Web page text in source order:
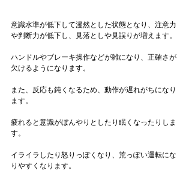
意識水準が低下して漫然とした状態となり、注意力
や判断力が低下し、見落としや見誤りが増えます。
ハンドルやブレーキ操作などが雑になり、正確さが
欠けるようになります。
また、反応も鈍くなるため、動作が遅れがちになり
ます。
疲れると意識がぼんやりとしたり眠くなったりしま
す。
イライラしたり怒りっぽくなり、荒っぽい運転にな
りやすくなります。